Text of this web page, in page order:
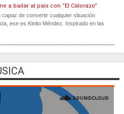
a bailar al país con “El Calorazo”
capaz de convertir cualquier situación
ese es Kinito Méndez. Inspirado en las